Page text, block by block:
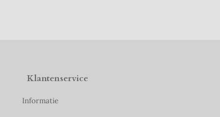
Klantenservice
Informatie